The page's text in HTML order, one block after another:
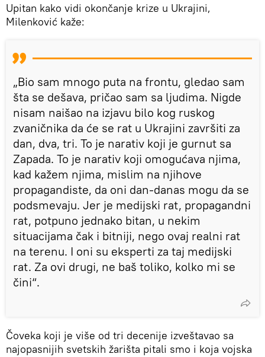
Upitan kako vidi okončanje krize u Ukrajini,
Milenković kaže:
„Bio sam mnogo puta na frontu, gledao sam
šta se dešava, pričao sam sa ljudima. Nigde
nisam naišao na izjavu bilo kog ruskog
zvaničnika da će se rat u Ukrajini završiti za
dan, dva, tri. To je narativ koji je gurnut sa
Zapada. To je narativ koji omogućava njima,
kad kažem njima, mislim na njihove
propagandiste, da oni dan-danas mogu da se
podsmevaju. Jer je medijski rat, propagandni
rat, potpuno jednako bitan, u nekim
situacijama čak i bitniji, nego ovaj realni rat
na terenu. I oni su eksperti za taj medijski
rat. Za ovi drugi, ne baš toliko, kolko mi se
čini“.
Čoveka koji je više od tri decenije izveštavao sa
najopasnijih svetskih žarišta pitali smo i koja vojska